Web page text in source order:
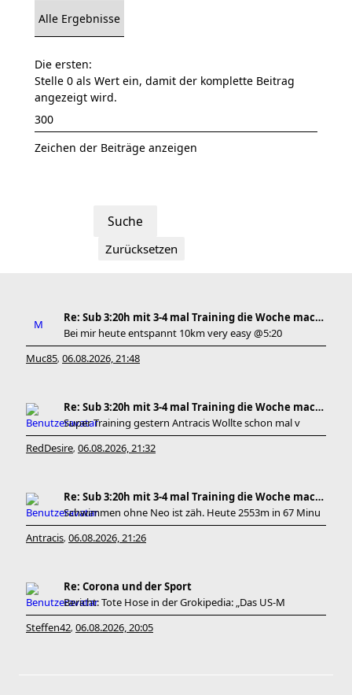
Die ersten:
Stelle 0 als Wert ein, damit der komplette Beitrag
angezeigt wird.
Zeichen der Beiträge anzeigen
Re: Sub 3:20h mit 3-4 mal Training die Woche machb
Bei mir heute entspannt 10km very easy @5:20
Muc85, 06.08.2026, 21:48
Re: Sub 3:20h mit 3-4 mal Training die Woche machb
Super Training gestern Antracis Wollte schon mal v
RedDesire, 06.08.2026, 21:32
Re: Sub 3:20h mit 3-4 mal Training die Woche machb
Schwimmen ohne Neo ist zäh. Heute 2553m in 67 Minu
Antracis, 06.08.2026, 21:26
Re: Corona und der Sport
Bericht: Tote Hose in der Grokipedia: „Das US-M
Steffen42, 06.08.2026, 20:05